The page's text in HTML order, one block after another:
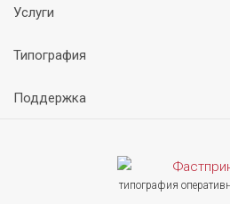
Услуги
Типография
Поддержка
типография